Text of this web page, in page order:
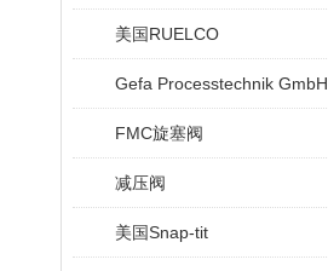
美国RUELCO
Gefa Processtechnik GmbH
FMC旋塞阀
减压阀
美国Snap-tit